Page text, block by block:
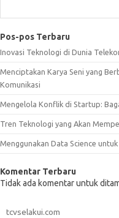
Pos-pos Terbaru
Inovasi Teknologi di Dunia
Menciptakan Karya Seni yang
Komunikasi
Mengelola Konflik di Startup:
Tren Teknologi yang Akan
Menggunakan Data Science
Komentar Terbaru
Tidak ada komentar untuk
tcvselakui.com